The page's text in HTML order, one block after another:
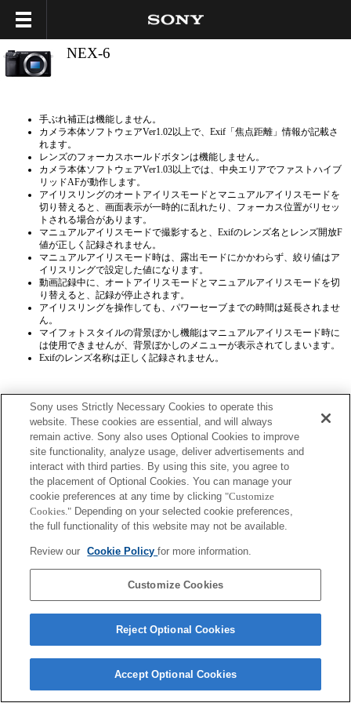
NEX-6
手ぶれ補正は機能しません。
カメラ本体ソフトウェアVer1.02以上で、Exif「焦点距離」情報が記載さ
れます。
レンズのフォーカスホールドボタンは機能しません。
カメラ本体ソフトウェアVer1.03以上では、中央エリアでファストハイブ
リッドAFが動作します。
アイリスリングのオートアイリスモードとマニュアルアイリスモードを
切り替えると、画面表示が一時的に乱れたり、フォーカス位置がリセッ
トされる場合があります。
マニュアルアイリスモードで撮影すると、Exifのレンズ名とレンズ開放F
値が正しく記録されません。
マニュアルアイリスモード時は、露出モードにかかわらず、絞り値はア
イリスリングで設定した値になります。
動画記録中に、オートアイリスモードとマニュアルアイリスモードを切
り替えると、記録が停止されます。
アイリスリングを操作しても、パワーセーブまでの時間は延長されませ
ん。
マイフォトスタイルの背景ぼかし機能はマニュアルアイリスモード時に
は使用できませんが、背景ぼかしのメニューが表示されてしまいます。
Exifのレンズ名称は正しく記録されません。
プレスリリース
ご利用条件
環境情報
プライバシーポリシー
Sony Corporation, Sony Marketing Inc.
Sony uses Strictly Necessary Cookies to operate this
website. These cookies are essential, and will always
remain active. Sony also uses Optional Cookies to improve
site functionality, analyze usage, deliver advertisements and
interact with third parties. By using this site, you agree to
the placement of Optional Cookies. You can manage your
cookie preferences at any time by clicking "Customize
Cookies." Depending on your selected cookie preferences,
the full functionality of this website may not be available.
Review our Cookie Policyfor more information.
Customize Cookies
Reject Optional Cookies
Accept Optional Cookies